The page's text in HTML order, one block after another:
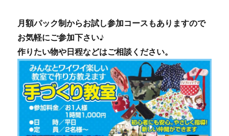
月額パック制からお試し参加コースもありますので
お気軽にご参加下さい♪
作りたい物や日程などはご相談ください。